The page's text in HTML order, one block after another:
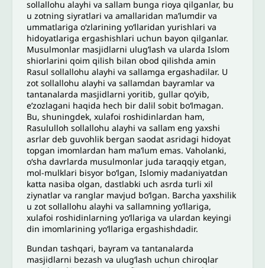
sollallohu alayhi va sallam bunga rioya qilganlar, bu
u zotning siyratlari va amallaridan ma’lumdir va
ummatlariga o‘zlarining yo‘llaridan yurishlari va
hidoyatlariga ergashishlari uchun bayon qilganlar.
Musulmonlar masjidlarni ulug’lash va ularda Islom
shiorlarini qoim qilish bilan obod qilishda amin
Rasul sollallohu alayhi va sallamga ergashadilar. U
zot sollallohu alayhi va sallamdan bayramlar va
tantanalarda masjidlarni yoritib, gullar qo‘yib,
e’zozlagani haqida hech bir dalil sobit bo‘lmagan.
Bu, shuningdek, xulafoi roshidinlardan ham,
Rasululloh sollallohu alayhi va sallam eng yaxshi
asrlar deb guvohlik bergan saodat asridagi hidoyat
topgan imomlardan ham ma’lum emas. Vaholanki,
o‘sha davrlarda musulmonlar juda taraqqiy etgan,
mol-mulklari bisyor bo‘lgan, Islomiy madaniyatdan
katta nasiba olgan, dastlabki uch asrda turli xil
ziynatlar va ranglar mavjud bo‘lgan. Barcha yaxshilik
u zot sollallohu alayhi va sallamning yo‘llariga,
xulafoi roshidinlarning yo‘llariga va ulardan keyingi
din imomlarining yo‘llariga ergashishdadir.
Bundan tashqari, bayram va tantanalarda
masjidlarni bezash va ulug‘lash uchun chiroqlar